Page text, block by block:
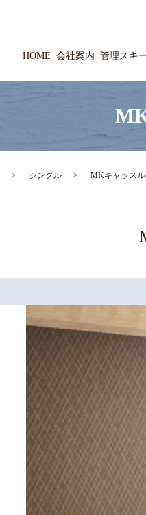
HOME 会社案内 管理スキ
シングル MKキャッス